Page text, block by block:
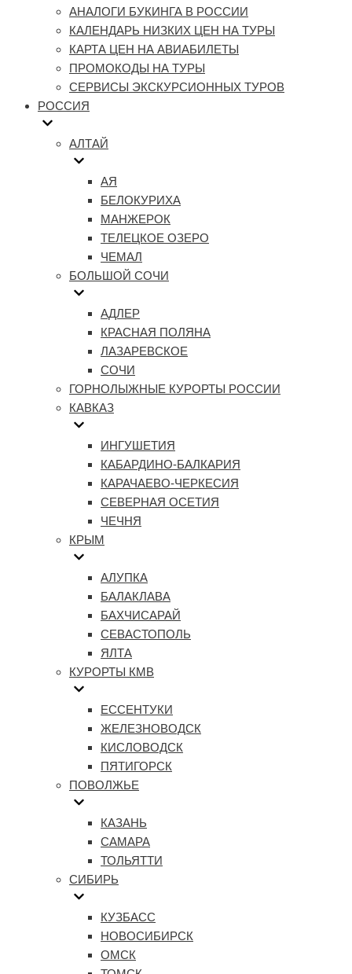
АНАЛОГИ БУКИНГА В РОССИИ
КАЛЕНДАРЬ НИЗКИХ ЦЕН НА ТУРЫ
КАРТА ЦЕН НА АВИАБИЛЕТЫ
ПРОМОКОДЫ НА ТУРЫ
СЕРВИСЫ ЭКСКУРСИОННЫХ ТУРОВ
РОССИЯ
АЛТАЙ
АЯ
БЕЛОКУРИХА
МАНЖЕРОК
ТЕЛЕЦКОЕ ОЗЕРО
ЧЕМАЛ
БОЛЬШОЙ СОЧИ
АДЛЕР
КРАСНАЯ ПОЛЯНА
ЛАЗАРЕВСКОЕ
СОЧИ
ГОРНОЛЫЖНЫЕ КУРОРТЫ РОССИИ
КАВКАЗ
ИНГУШЕТИЯ
КАБАРДИНО-БАЛКАРИЯ
КАРАЧАЕВО-ЧЕРКЕСИЯ
СЕВЕРНАЯ ОСЕТИЯ
ЧЕЧНЯ
КРЫМ
АЛУПКА
БАЛАКЛАВА
БАХЧИСАРАЙ
СЕВАСТОПОЛЬ
ЯЛТА
КУРОРТЫ КМВ
ЕССЕНТУКИ
ЖЕЛЕЗНОВОДСК
КИСЛОВОДСК
ПЯТИГОРСК
ПОВОЛЖЬЕ
КАЗАНЬ
САМАРА
ТОЛЬЯТТИ
СИБИРЬ
КУЗБАСС
НОВОСИБИРСК
ОМСК